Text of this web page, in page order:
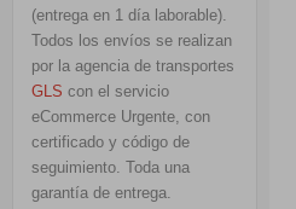
(entrega en 1 día laborable).
Todos los envíos se realizan
por la agencia de transportes
GLS con el servicio
eCommerce Urgente, con
certificado y código de
seguimiento. Toda una
garantía de entrega.